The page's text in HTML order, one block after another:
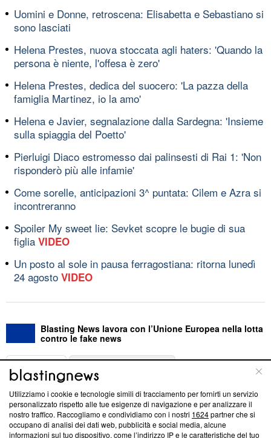
Uomini e Donne, retroscena: Elisabetta e Sebastiano si
sono lasciati
Helena Prestes, nuova stoccata agli haters: 'Quando la
persona è niente, l'offesa è zero'
Helena Prestes, dedica del suocero: 'La pazza della
famiglia Martinez, io la amo'
Helena e Javier, segnalazione dalla Sardegna: 'Insieme
sulla spiaggia del Poetto'
Pierluigi Diaco estromesso dai palinsesti di Rai 1: 'Non
risponderò più alle infamie'
Come sorelle, anticipazioni 3^ puntata: Cilem e Azra si
incontreranno
Spoiler My sweet lie: Sevket scopre le bugie di sua
figlia VIDEO
Un posto al sole in pausa ferragostiana: ritorna lunedì
24 agosto VIDEO
Blasting News lavora con l’Unione Europea nella lotta
contro le fake news
ABOUT
Questa sezione offre informazioni trasparenti su Blasting
News, sui nostri processi editoriali e su come ci impegniamo a
creare news di qualità. Inoltre, afferma la nostra aderenza a
Utilizziamo i cookie e tecnologie simili di tracciamento per fornirti un servizio
personalizzato rispetto alle tue esigenze di navigazione e per analizzare il
nostro traffico. Raccogliamo e condividiamo con i nostri 1624partner che si
occupano di analisi dei dati web, pubblicità e social media, alcune
informazioni sul tuo dispositivo, come l’indirizzo IP e le caratteristiche del tuo